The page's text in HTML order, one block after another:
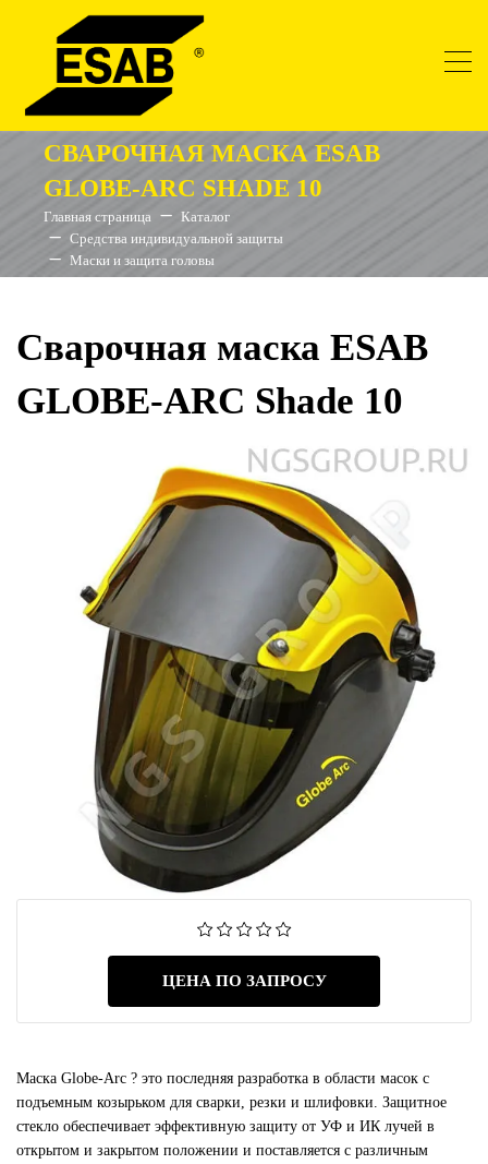
СВАРОЧНАЯ МАСКА ESAB
GLOBE-ARC SHADE 10
Главная страница
Каталог
Средства индивидуальной защиты
Маски и защита головы
Сварочная маска ESAB
GLOBE-ARC Shade 10
ЦЕНА ПО ЗАПРОСУ
Маска Globe-Arc ? это последняя разработка в области масок с
подъемным козырьком для сварки, резки и шлифовки. Защитное
стекло обеспечивает эффективную защиту от УФ и ИК лучей в
открытом и закрытом положении и поставляется с различным